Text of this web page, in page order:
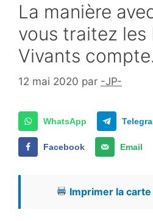
La manière
vous traitez les
Vivants
12 mai 2020 par -JP-
WhatsApp
Facebook Email
Imprimer la